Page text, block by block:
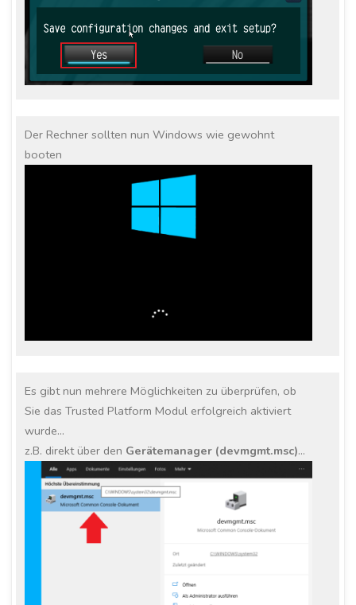
Der Rechner sollten nun Windows wie gewohnt
booten
Es gibt nun mehrere Möglichkeiten zu überprüfen, ob
Sie das Trusted Platform Modul erfolgreich aktiviert
wurde…
z.B. direkt über den Gerätemanager (devmgmt.msc)…